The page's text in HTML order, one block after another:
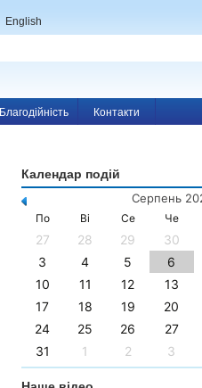
English
Благодійність Контакти
Календар подій
Серпень
По Ві Се Че
27 28 29 30
3
4 5 6
10
11 12 13
17
18 19 20
24
25 26 27
31
1 2 3